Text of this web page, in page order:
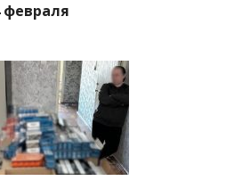
февраля